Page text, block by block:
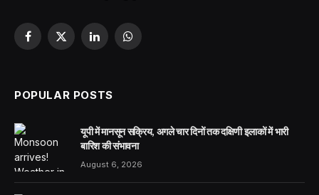
Facebook
X
LinkedInWhatsApp
POPULAR POSTS
यूपी में मानसून सक्रिय, अगले चार दिनों तक दक्षिणी इलाकों में भारी
बारिश की संभावना
August 6, 2026